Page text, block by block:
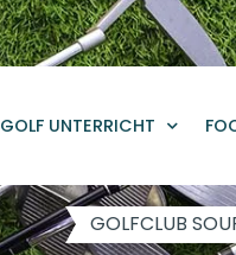
GOLF UNTERRICHT
GOLFCLUB